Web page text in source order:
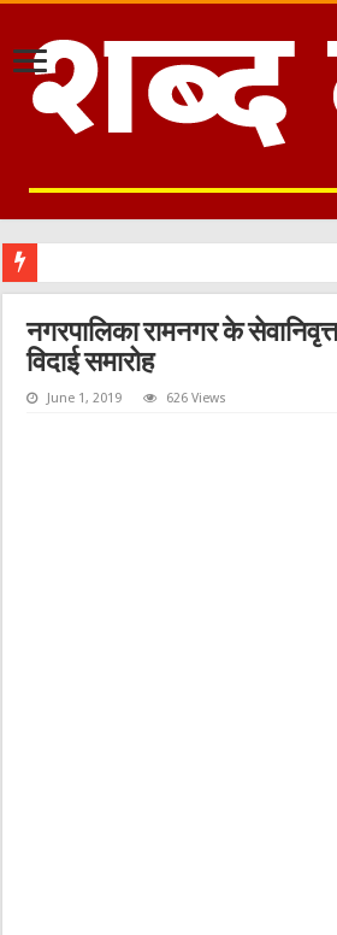
नगरपालिका रामनगर के
विदाई समारोह
June 1, 2019 626 Views